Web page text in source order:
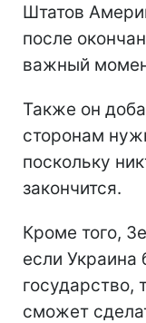
Штатов
после
важный
Также он
сторонам
поскольку
закончится.
Кроме того,
если Украина
государство,
сможет